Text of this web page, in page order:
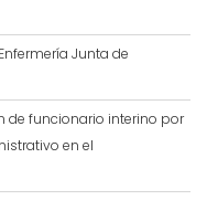
Junta de
de funcionario interino por
en el